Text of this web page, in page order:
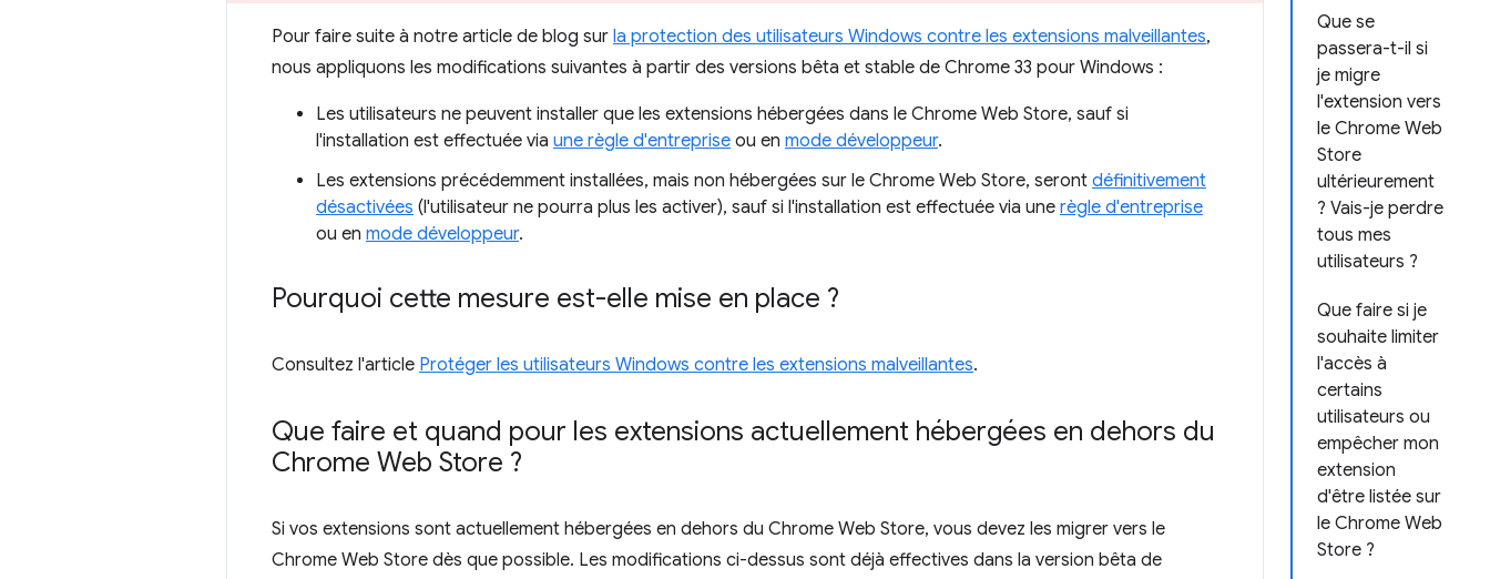
Que se
passera-t-il si
je migre
l'extension vers
le Chrome Web
Store
ultérieurement
? Vais-je perdre
tous mes
utilisateurs ?
Que faire si je
souhaite limiter
l'accès à
certains
utilisateurs ou
empêcher mon
extension
d'être listée sur
le Chrome Web
Store ?
Pour faire suite à notre article de blog sur la protection des utilisateurs Windows contre les extensions malveillantes,
nous appliquons les modifications suivantes à partir des versions bêta et stable de Chrome 33 pour Windows :
Les utilisateurs ne peuvent installer que les extensions hébergées dans le Chrome Web Store, sauf si
l'installation est effectuée via une règle d'entreprise ou en mode développeur.
Les extensions précédemment installées, mais non hébergées sur le Chrome Web Store, seront définitivement
désactivées (l'utilisateur ne pourra plus les activer), sauf si l'installation est effectuée via une règle d'entreprise
ou en mode développeur.
Pourquoi cette mesure est-elle mise en place ?
Consultez l'article Protéger les utilisateurs Windows contre les extensions malveillantes.
Que faire et quand pour les extensions actuellement hébergées en dehors du
Chrome Web Store ?
Si vos extensions sont actuellement hébergées en dehors du Chrome Web Store, vous devez les migrer vers le
Chrome Web Store dès que possible. Les modifications ci-dessus sont déjà effectives dans la version bêta de